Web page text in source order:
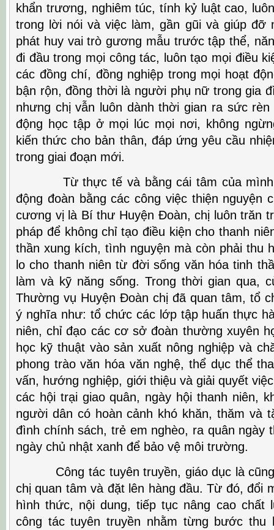
khẩn trương, nghiêm túc, tính kỷ luật cao,
trong lời nói và việc làm, gần gũi và giúp đỡ
phát huy vai trò gương mẫu trước tập thể,
đi đầu trong mọi công tác, luôn tạo mọi điều
các đồng chí, đồng nghiệp trong mọi hoạt
bận rộn, đồng thời là người phụ nữ trong gia
nhưng chị vẫn luôn dành thời gian ra sức
động học tập ở mọi lúc mọi nơi, không
kiến thức cho bản thân, đáp ứng yêu cầu
trong giai đoạn mới.
Từ thực tế và bằng cái tâm của mình,
động đoàn bằng các công việc thiện nguyện
cương vị là Bí thư Huyện Đoàn, chị luôn trăn
pháp để không chỉ tạo điều kiện cho thanh
thần xung kích, tình nguyện mà còn phải thu
lo cho thanh niên từ đời sống văn hóa tinh
làm và kỹ năng sống. Trong thời gian qua,
Thường vụ Huyện Đoàn chị đã quan tâm, tổ
ý nghĩa như: tổ chức các lớp tập huấn thực
niên, chỉ đạo các cơ sở đoàn thường xuyên
học kỹ thuật vào sản xuất nông nghiệp và
phong trào văn hóa văn nghệ, thể dục thể
vấn, hướng nghiệp, giới thiệu và giải quyết
các hội trại giao quân, ngày hội thanh niên,
người dân có hoàn cảnh khó khăn, thăm và
đình chính sách, trẻ em nghèo, ra quân ngày
ngày chủ nhật xanh để bảo vệ môi trường.
Công tác tuyên truyền, giáo dục là cũng
chị quan tâm và đặt lên hàng đầu. Từ đó, đổi
hình thức, nội dung, tiếp tục nâng cao chất
công tác tuyên truyền nhằm từng bước thu